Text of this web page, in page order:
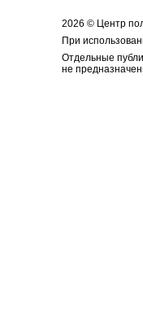
2026 © Центр
При
Отдельные
не